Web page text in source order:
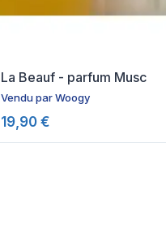
La Beauf - parfum Musc
Vendu parWoogy
19,90 €